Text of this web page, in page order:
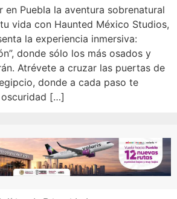
en Puebla la aventura sobrenatural
vida con Haunted México Studios,
la experiencia inmersiva:
donde sólo los más osados y
Atrévete a cruzar las puertas de
donde a cada paso te
oscuridad […]